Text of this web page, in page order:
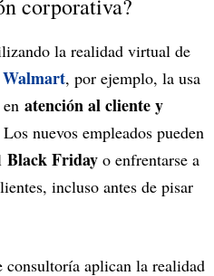
corporativa?
la realidad virtual de
Walmart, por ejemplo, la usa
atención al cliente y
nuevos empleados pueden
Black Friday o enfrentarse a
incluso antes de pisar
consultoría aplican la realidad